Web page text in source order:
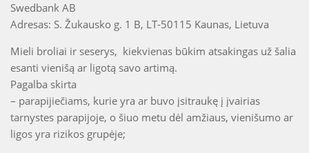
Swedbank AB
Adresas: S. Žukausko g. 1 B, LT-50115 Kaunas, Lietuva
Mieli broliai ir seserys, kiekvienas būkim atsakingas už šalia
esanti vienišą ar ligotą savo artimą.
Pagalba skirta
– parapijiečiams, kurie yra ar buvo įsitraukę į įvairias
tarnystes parapijoje, o šiuo metu dėl amžiaus, vienišumo ar
ligos yra rizikos grupėje;